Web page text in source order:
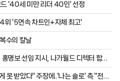
드 '40세 미만 리더 40인' 선정
위 '5연속 차트인+자체 최고'
수의 칼날
명보 선임 지시, 나가월드 디렉터 합의
못 받았다" 주장에..'나는 솔로' 측 "전액